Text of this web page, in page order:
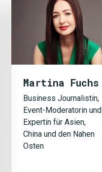
Martina Fuchs
Business Journalistin,
Event-Moderatorin und
Expertin für Asien,
China und den Nahen
Osten